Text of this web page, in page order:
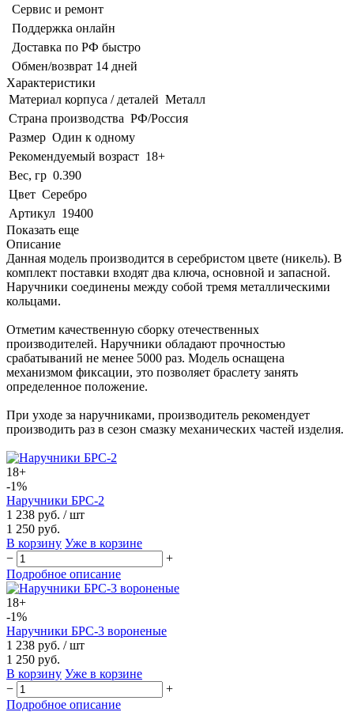
Сервис и ремонт
Поддержка онлайн
Доставка по РФ быстро
Обмен/возврат 14 дней
Характеристики
Материал корпуса / деталей Металл
Страна производства РФ/Россия
Размер Один к одному
Рекомендуемый возраст 18+
Вес, гр 0.390
Цвет Серебро
Артикул 19400
Показать еще
Описание
Данная модель производится в серебристом цвете (никель). В
комплект поставки входят два ключа, основной и запасной.
Наручники соединены между собой тремя металлическими
кольцами.
Отметим качественную сборку отечественных
производителей. Наручники обладают прочностью
срабатываний не менее 5000 раз. Модель оснащена
механизмом фиксации, это позволяет браслету занять
определенное положение.
При уходе за наручниками, производитель рекомендует
производить раз в сезон смазку механических частей изделия.
18+
-1%
Наручники БРС-2
1 238 руб. / шт
1 250 руб.
В корзину Уже в корзине
−
+
Подробное описание
18+
-1%
Наручники БРС-3 вороненые
1 238 руб. / шт
1 250 руб.
В корзину Уже в корзине
−
+
Подробное описание